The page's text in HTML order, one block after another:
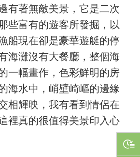
有著無敵美景，它是二次
些富有的遊客所發掘，以
船現在卻是豪華遊艇的停
海灘沒有大餐廳，整個海
一幅畫作，色彩鮮明的房
海水中，峭壁崎嶇的邊緣
相輝映，我有看到情侶在
裡真的很值得美景印入心